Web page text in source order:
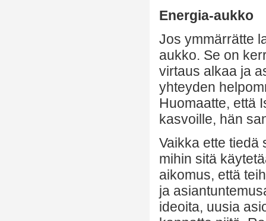
Energia-aukko
Jos ymmärrätte
aukko. Se on
virtaus alkaa ja
yhteyden
Huomaatte, että
kasvoille, hän
Vaikka ette tiedä
mihin sitä
aikomus, että
ja
ideoita, uusia